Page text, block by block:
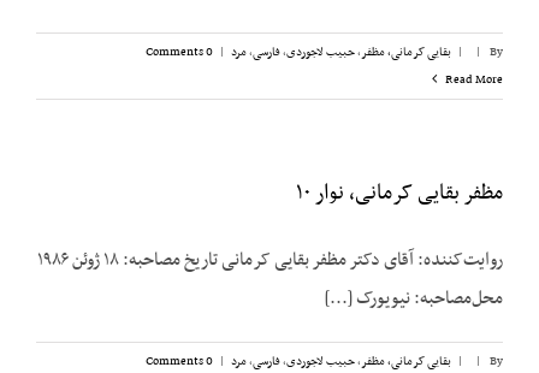
By
|
| بقایی کرمانی، مظفر,حبیب لاجوردی,فارسی,مرد |
0 Comments
Read More
مظفر بقایی کرمانی، نوار ۱۰
روایت‌کننده: آقای دکتر مظفر بقایی کرمانی تاریخ مصاحبه: ۱۸ ژوئن ۱۹۸۶
محل‌مصاحبه: نیویورک [...]
By
|
| بقایی کرمانی، مظفر,حبیب لاجوردی,فارسی,مرد |
0 Comments